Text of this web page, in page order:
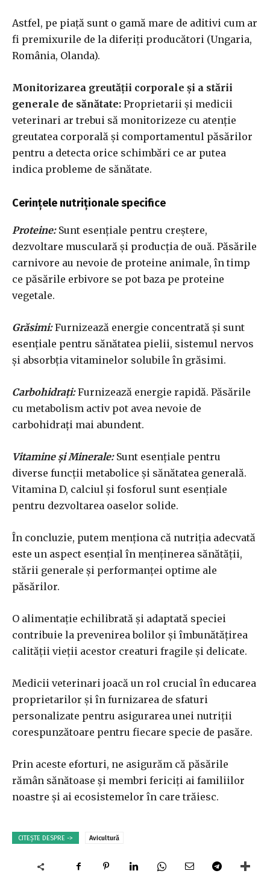
Astfel, pe piață sunt o gamă mare de aditivi cum ar
fi premixurile de la diferiți producători (Ungaria,
România, Olanda).
Monitorizarea greutății corporale și a stării
generale de sănătate: Proprietarii și medicii
veterinari ar trebui să monitorizeze cu atenție
greutatea corporală și comportamentul păsărilor
pentru a detecta orice schimbări ce ar putea
indica probleme de sănătate.
Cerințele nutriționale specifice
Proteine:Sunt esențiale pentru creștere,
dezvoltare musculară și producția de ouă. Păsările
carnivore au nevoie de proteine animale, în timp
ce păsările erbivore se pot baza pe proteine
vegetale.
Grăsimi:Furnizează energie concentrată și sunt
esențiale pentru sănătatea pielii, sistemul nervos
și absorbția vitaminelor solubile în grăsimi.
Carbohidrați:Furnizează energie rapidă. Păsările
cu metabolism activ pot avea nevoie de
carbohidrați mai abundent.
Vitamine și Minerale: Sunt esențiale pentru
diverse funcții metabolice și sănătatea generală.
Vitamina D, calciul și fosforul sunt esențiale
pentru dezvoltarea oaselor solide.
În concluzie, putem menționa că nutriția adecvată
este un aspect esențial în menținerea sănătății,
stării generale și performanței optime ale
păsărilor.
O alimentație echilibrată și adaptată speciei
contribuie la prevenirea bolilor și îmbunătățirea
calității vieții acestor creaturi fragile și delicate.
Medicii veterinari joacă un rol crucial în educarea
proprietarilor și în furnizarea de sfaturi
personalizate pentru asigurarea unei nutriții
corespunzătoare pentru fiecare specie de pasăre.
Prin aceste eforturi, ne asigurăm că păsările
rămân sănătoase și membri fericiți ai familiilor
noastre și ai ecosistemelor în care trăiesc.
CITEȘTE DESPRE -> Avicultură